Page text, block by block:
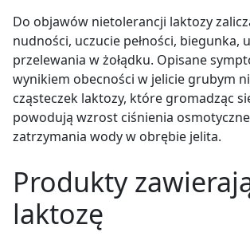
Do objawów nietolerancji laktozy
nudności, uczucie pełności, biegunka,
przelewania w żołądku. Opisane
wynikiem obecności w jelicie grubym
cząsteczek laktozy, które gromadząc
powodują wzrost ciśnienia
zatrzymania wody w obrębie jelita.
Produkty
laktozę